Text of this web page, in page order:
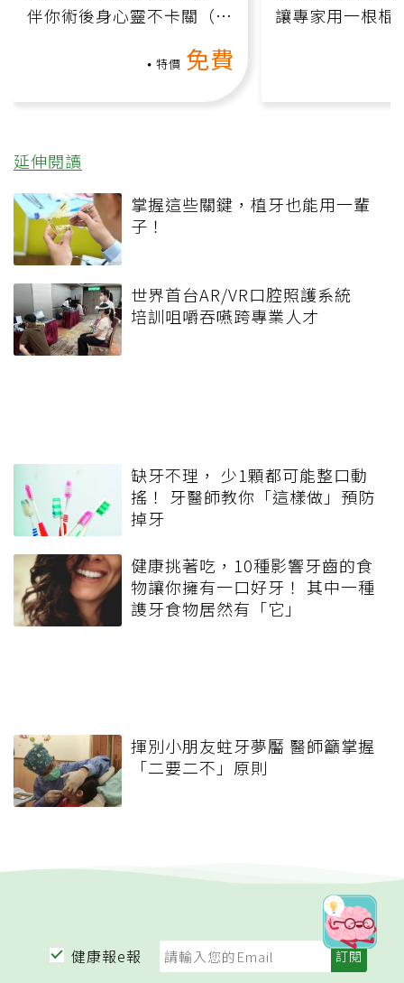
伴你術後身心靈不卡關（線
特價 免費
讓專家用一根棍
延伸閱讀
掌握這些關鍵，植牙也能用一輩
子！
世界首台AR/VR口腔照護系統
培訓咀嚼吞嚥跨專業人才
缺牙不理， 少1顆都可能整口動
搖！ 牙醫師教你「這樣做」預防
掉牙
健康挑著吃，10種影響牙齒的食
物讓你擁有一口好牙！ 其中一種
謢牙食物居然有「它」
揮別小朋友蛀牙夢靨 醫師籲掌握
「二要二不」原則
健康報e報